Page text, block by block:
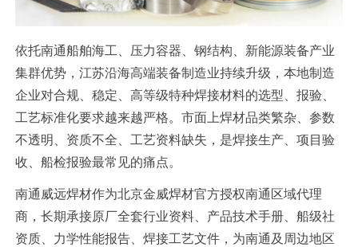
依托南通船舶海工、压力容器、钢结构、新能源装备产业
集群优势，江苏沿海高端装备制造业持续升级，本地制造
企业对合规、稳定、高等级特种焊接材料的选型、报验、
工艺标准化要求越来越严格。市面上焊材品类繁杂、参数
不透明、资质不全、工艺资料缺失，是焊接生产、项目验
收、船检报验最常见的痛点。
南通威远焊材作为北京金威焊材官方授权南通区域代理
商，长期承接原厂全套行业资料、产品技术手册、船级社
资质、力学性能报告、焊接工艺文件，为南通及周边地区